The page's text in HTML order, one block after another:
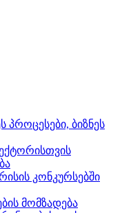
პროცესები, ბიზნეს
კონკურსებში
მომზადება